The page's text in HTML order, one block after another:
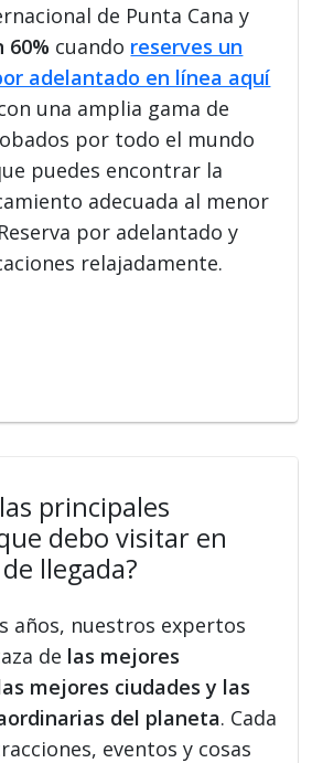
de Punta Cana y
60% cuando reserves un
adelantado en línea aquí
una amplia gama de
por todo el mundo
puedes encontrar la
adecuada al menor
por adelantado y
relajadamente.
principales
debo visitar en
llegada?
años, nuestros expertos
de las mejores
mejores ciudades y las
del planeta. Cada
eventos y cosas